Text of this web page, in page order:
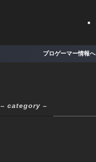
プロゲーマー情報へ
– category –